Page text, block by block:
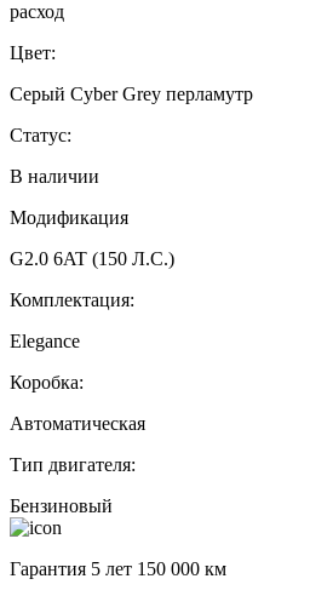
расход
Цвет:
Серый Cyber Grey перламутр
Статус:
В наличии
Модификация
G2.0 6AT (150 Л.С.)
Комплектация:
Elegance
Коробка:
Автоматическая
Тип двигателя:
Бензиновый
Гарантия 5 лет 150 000 км